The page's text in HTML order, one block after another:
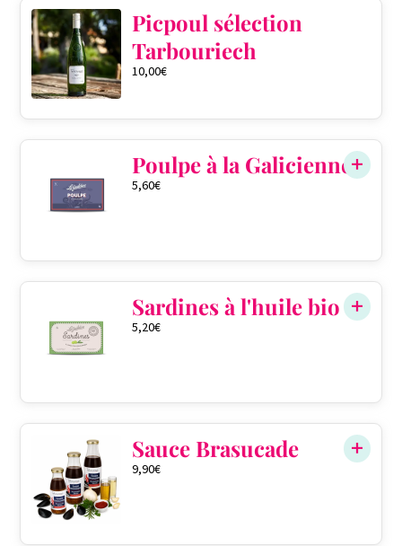
Picpoul sélection
Tarbouriech
10,00€
Poulpe à la Galicienne
5,60€
Sardines à l'huile bio
5,20€
Sauce Brasucade
9,90€